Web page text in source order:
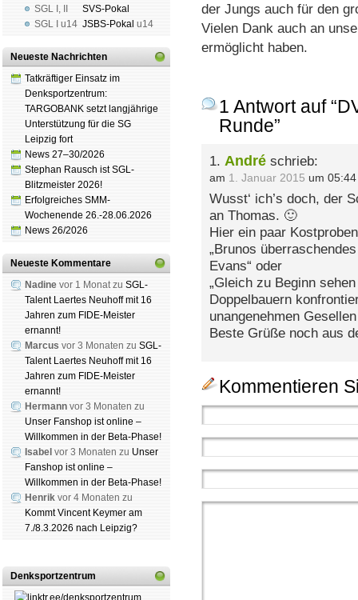
SGL I ,
SGL I
u14
SVS-Pokal
JSBS-Pokal u14
Neueste Nachrichten
Tatkräftiger Einsatz im
Denksportzentrum:
TARGOBANK setzt langjährige
Unterstützung für die SG
Leipzig fort
News 27–30/2026
Stephan Rausch ist SGL-
Blitzmeister 2026!
Erfolgreiches SMM-
Wochenende 26.-28.06.2026
News 26/2026
Neueste Kommentare
Nadine vor 1 Monat zu SGL-
Talent Laertes Neuhoff mit 16
Jahren zum FIDE-Meister
ernannt!
Marcus vor 3 Monaten zu SGL-
Talent Laertes Neuhoff mit 16
Jahren zum FIDE-Meister
ernannt!
Hermann vor 3 Monaten zu
Unser Fanshop ist online –
Willkommen in der Beta-Phase!
Isabel vor 3 Monaten zu Unser
Fanshop ist online –
Willkommen in der Beta-Phase!
Henrik vor 4 Monaten zu
Kommt Vincent Keymer am
7./8.3.2026 nach Leipzig?
Denksportzentrum
der Jungs auch für den
Vielen Dank auch an
ermöglicht haben.
1 Antwort auf
Runde”
1. André schrieb:
am 1. Januar 2015 um
Wusst‘ ich’s doch, der
an Thomas. 🙂
Hier ein paar
„Brunos
Evans“ oder
„Gleich zu Beginn
Doppelbauern
unangenehmen
Beste Grüße noch aus
Kommentieren